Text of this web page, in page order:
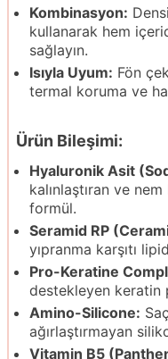
Kombinasyon:
kullanarak hem
sağlayın.
Isıyla Uyum: Fön
termal koruma ve
Ürün Bileşimi:
Hyaluronik Asit
kalınlaştıran ve
formül.
Seramid RP
yıpranma karşıtı
Pro-Keratine
destekleyen keratin
Amino-Silicone:
ağırlaştırmayan
Vitamin B5